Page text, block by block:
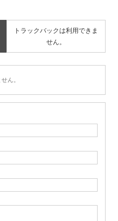
トラックバックは利用できま
せん。
ん。